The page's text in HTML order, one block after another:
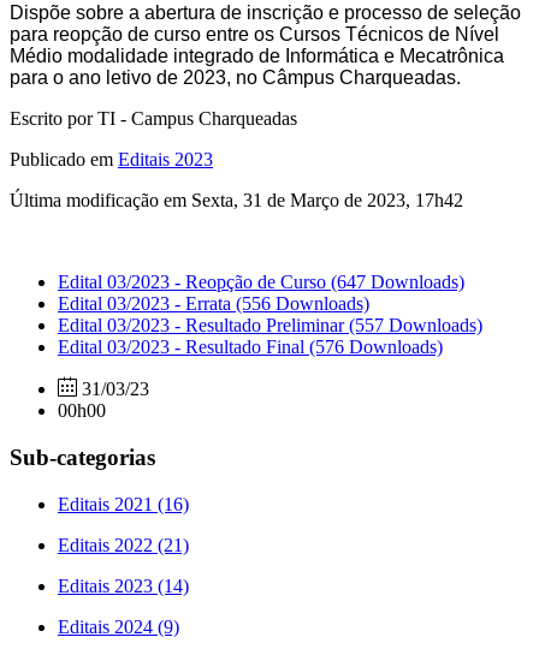
Dispõe sobre a abertura de inscrição e processo de seleção
para reopção de curso entre os Cursos Técnicos de Nível
Médio modalidade integrado de Informática e Mecatrônica
para o ano letivo de 2023, no Câmpus Charqueadas.
Escrito por TI - Campus Charqueadas
Publicado em Editais 2023
Última modificação em Sexta, 31 de Março de 2023, 17h42
Edital 03/2023 - Reopção de Curso (647 Downloads)
Edital 03/2023 - Errata (556 Downloads)
Edital 03/2023 - Resultado Preliminar(557 Downloads)
Edital 03/2023 - Resultado Final (576 Downloads)
31/03/23
00h00
Sub-categorias
Editais 2021 (16)
Editais 2022 (21)
Editais 2023 (14)
Editais 2024 (9)